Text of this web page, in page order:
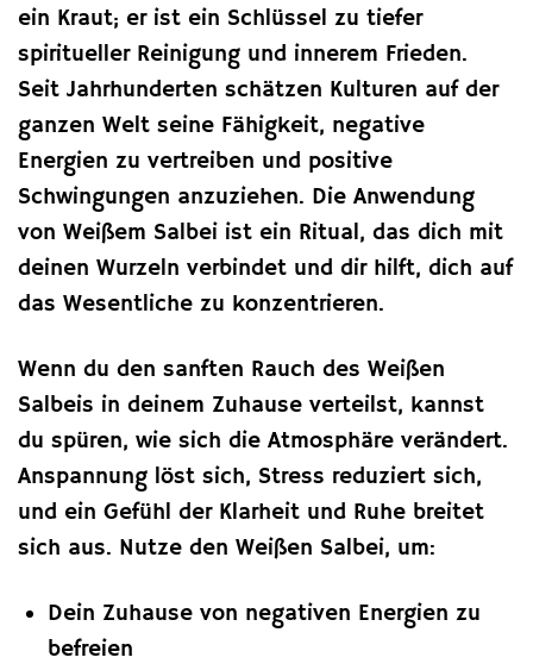
ein Kraut; er ist ein Schlüssel zu tiefer
spiritueller Reinigung und innerem Frieden.
Seit Jahrhunderten schätzen Kulturen auf der
ganzen Welt seine Fähigkeit, negative
Energien zu vertreiben und positive
Schwingungen anzuziehen. Die Anwendung
von Weißem Salbei ist ein Ritual, das dich mit
deinen Wurzeln verbindet und dir hilft, dich auf
das Wesentliche zu konzentrieren.
Wenn du den sanften Rauch des Weißen
Salbeis in deinem Zuhause verteilst, kannst
du spüren, wie sich die Atmosphäre verändert.
Anspannung löst sich, Stress reduziert sich,
und ein Gefühl der Klarheit und Ruhe breitet
sich aus. Nutze den Weißen Salbei, um:
Dein Zuhause von negativen Energien zu
befreien